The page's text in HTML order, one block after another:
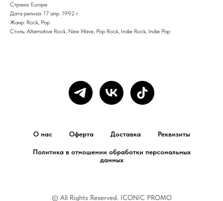
Страна: Europe
Дата релиза: 17 апр. 1992 г.
Жанр: Rock, Pop
Стиль: Alternative Rock, New Wave, Pop Rock, Indie Rock, Indie Pop
О нас Оферта Доставка Реквизиты
Политика в отношении обработки персональных
данных
© All Rights Reserved. ICONIC PROMO